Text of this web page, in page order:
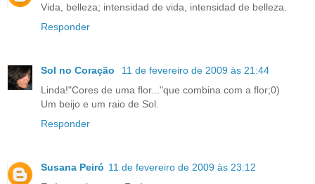
Vida, belleza; intensidad de vida, intensidad de belleza.
Responder
Sol no Coração
11 de fevereiro de 2009 às 21:44
Linda!"Cores de uma flor..."que combina com a flor;0)
Um beijo e um raio de Sol.
Responder
Susana Peiró 11 de fevereiro de 2009 às 23:12